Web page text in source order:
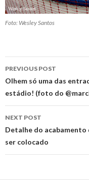
Foto: Wesley Santos
Post
navigation
PREVIOUS POST
Olhem só uma das
estádio! (foto do
NEXT POST
Detalhe do acabamento
ser colocado